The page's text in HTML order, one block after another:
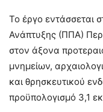
Το έργο εντάσσεται
Ανάπτυξης (ΠΠΑ)
στον άξονα
μνημείων,
και θρησκευτικού
προϋπολογισμό 3,1